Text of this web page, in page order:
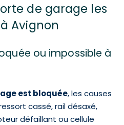
de garage les
Avignon
ou impossible à
est bloquée, les causes
cassé, rail désaxé,
défaillant ou cellule